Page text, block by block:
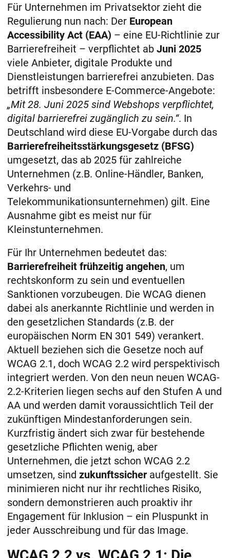
Für Unternehmen im Privatsektor zieht die
Regulierung nun nach: Der European
Accessibility Act (EAA) – eine EU-Richtlinie zur
Barrierefreiheit – verpflichtet ab Juni 2025
viele Anbieter, digitale Produkte und
Dienstleistungen barrierefrei anzubieten. Das
betrifft insbesondere E-Commerce-Angebote:
„Mit 28. Juni 2025 sind Webshops verpflichtet,
digital barrierefrei zugänglich zu sein.“. In
Deutschland wird diese EU-Vorgabe durch das
Barrierefreiheitsstärkungsgesetz (BFSG)
umgesetzt, das ab 2025 für zahlreiche
Unternehmen (z.B. Online-Händler, Banken,
Verkehrs- und
Telekommunikationsunternehmen) gilt. Eine
Ausnahme gibt es meist nur für
Kleinstunternehmen.
Für Ihr Unternehmen bedeutet das:
Barrierefreiheit frühzeitig angehen, um
rechtskonform zu sein und eventuellen
Sanktionen vorzubeugen. Die WCAG dienen
dabei als anerkannte Richtlinie und werden in
den gesetzlichen Standards (z.B. der
europäischen Norm EN 301 549) verankert.
Aktuell beziehen sich die Gesetze noch auf
WCAG 2.1, doch WCAG 2.2 wird perspektivisch
integriert werden. Von den neun neuen WCAG-
2.2-Kriterien liegen sechs auf den Stufen A und
AA und werden damit voraussichtlich Teil der
zukünftigen Mindestanforderungen sein.
Kurzfristig ändert sich zwar für bestehende
gesetzliche Pflichten wenig, aber
Unternehmen, die jetzt schon WCAG 2.2
umsetzen, sind zukunftssicheraufgestellt. Sie
minimieren nicht nur ihr rechtliches Risiko,
sondern demonstrieren auch proaktiv ihr
Engagement für Inklusion – ein Pluspunkt in
jeder Ausschreibung und für das Image.